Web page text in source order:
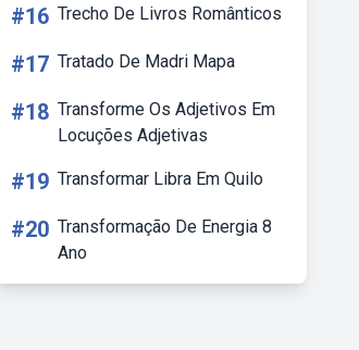
#16 Trecho De Livros Românticos
#17 Tratado De Madri Mapa
#18 Transforme Os Adjetivos Em
Locuções Adjetivas
#19 Transformar Libra Em Quilo
#20 Transformação De Energia 8
Ano